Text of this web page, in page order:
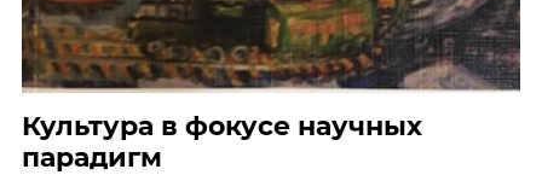
Культура в фокусе научных
парадигм